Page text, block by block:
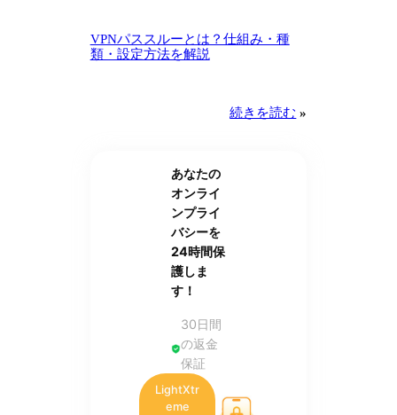
VPNパススルーとは？仕組み・種
類・設定方法を解説
続きを読む »
あなたの
オンライ
ンプライ
バシーを
24時間保
護しま
す！
30日間
の返金
保証
LightXtr
eme